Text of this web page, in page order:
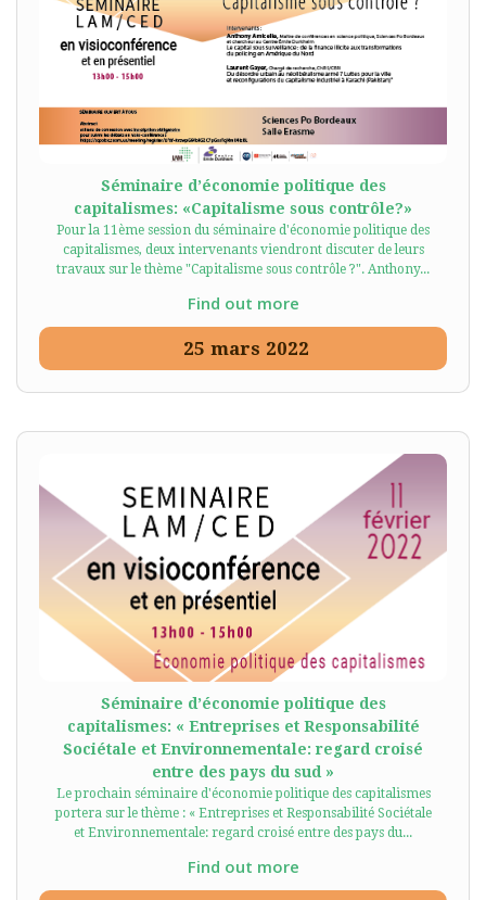
Séminaire d’économie politique des
capitalismes: «Capitalisme sous contrôle?»
Pour la 11ème session du séminaire d'économie politique des
capitalismes, deux intervenants viendront discuter de leurs
travaux sur le thème "Capitalisme sous contrôle ?". Anthony...
Find out more
25 mars 2022
Séminaire d’économie politique des
capitalismes: « Entreprises et Responsabilité
Sociétale et Environnementale: regard croisé
entre des pays du sud »
Le prochain séminaire d'économie politique des capitalismes
portera sur le thème : « Entreprises et Responsabilité Sociétale
et Environnementale: regard croisé entre des pays du...
Find out more